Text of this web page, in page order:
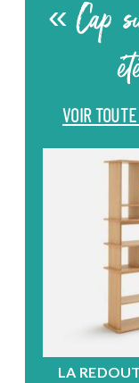
« Cap
VOIR
LA